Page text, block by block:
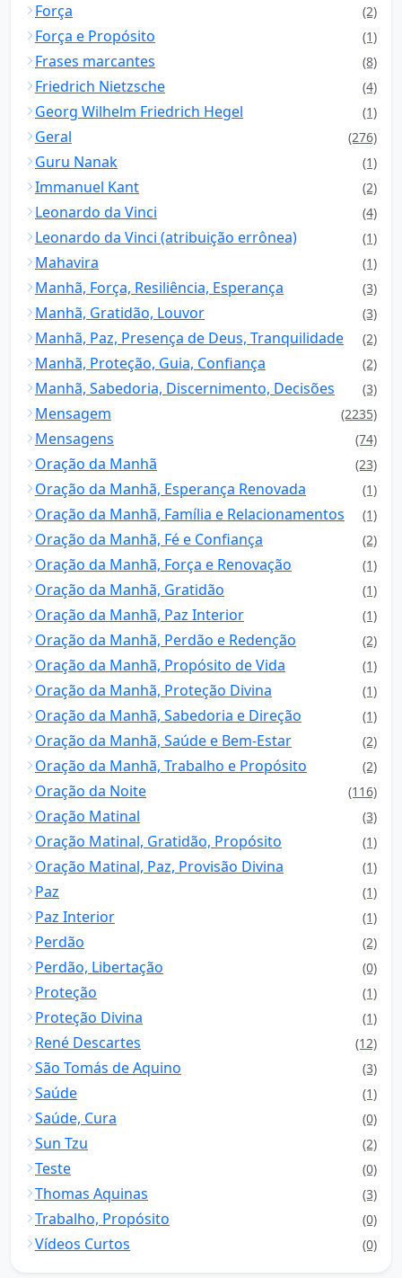
Força (2)
Força e Propósito (1)
Frases marcantes (8)
Friedrich Nietzsche (4)
Georg Wilhelm Friedrich Hegel (1)
Geral (276)
Guru Nanak (1)
Immanuel Kant (2)
Leonardo da Vinci (4)
Leonardo da Vinci (atribuição errônea) (1)
Mahavira (1)
Manhã, Força, Resiliência, Esperança (3)
Manhã, Gratidão, Louvor (3)
Manhã, Paz, Presença de Deus, Tranquilidade (2)
Manhã, Proteção, Guia, Confiança (2)
Manhã, Sabedoria, Discernimento, Decisões (3)
Mensagem (2235)
Mensagens (74)
Oração da Manhã (23)
Oração da Manhã, Esperança Renovada (1)
Oração da Manhã, Família e Relacionamentos (1)
Oração da Manhã, Fé e Confiança (2)
Oração da Manhã, Força e Renovação (1)
Oração da Manhã, Gratidão (1)
Oração da Manhã, Paz Interior (1)
Oração da Manhã, Perdão e Redenção (2)
Oração da Manhã, Propósito de Vida (1)
Oração da Manhã, Proteção Divina (1)
Oração da Manhã, Sabedoria e Direção (1)
Oração da Manhã, Saúde e Bem-Estar (2)
Oração da Manhã, Trabalho e Propósito (2)
Oração da Noite (116)
Oração Matinal (3)
Oração Matinal, Gratidão, Propósito (1)
Oração Matinal, Paz, Provisão Divina (1)
Paz (1)
Paz Interior (1)
Perdão (2)
Perdão, Libertação (0)
Proteção (1)
Proteção Divina (1)
René Descartes (12)
São Tomás de Aquino (3)
Saúde (1)
Saúde, Cura (0)
Sun Tzu (2)
Teste (0)
Thomas Aquinas (3)
Trabalho, Propósito (0)
Vídeos Curtos (0)